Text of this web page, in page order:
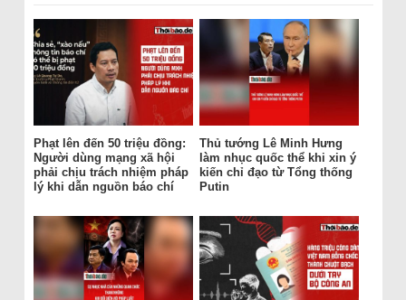
Phạt lên đến 50 triệu đồng:
Người dùng mạng xã hội
phải chịu trách nhiệm pháp
lý khi dẫn nguồn báo chí
Thủ tướng Lê Minh Hưng
làm nhục quốc thể khi xin ý
kiến chỉ đạo từ Tổng thống
Putin